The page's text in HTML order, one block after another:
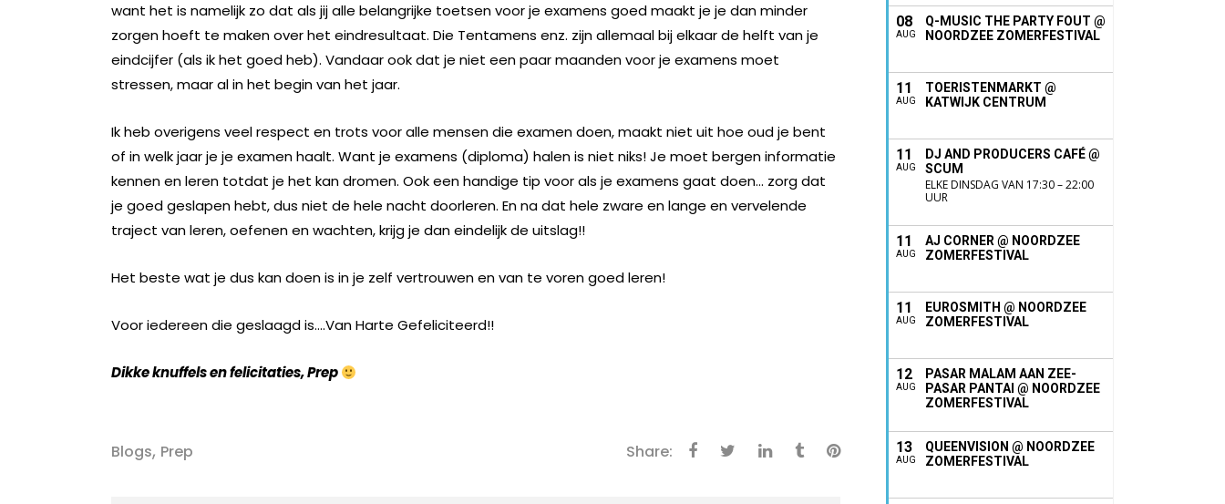
want het is namelijk zo dat als jij alle belangrijke toetsen voor je examens goed maakt je je dan minder
zorgen hoeft te maken over het eindresultaat. Die Tentamens enz. zijn allemaal bij elkaar de helft van je
eindcijfer (als ik het goed heb). Vandaar ook dat je niet een paar maanden voor je examens moet
stressen, maar al in het begin van het jaar.
Ik heb overigens veel respect en trots voor alle mensen die examen doen, maakt niet uit hoe oud je bent
of in welk jaar je je examen haalt. Want je examens (diploma) halen is niet niks! Je moet bergen informatie
kennen en leren totdat je het kan dromen. Ook een handige tip voor als je examens gaat doen… zorg dat
je goed geslapen hebt, dus niet de hele nacht doorleren. En na dat hele zware en lange en vervelende
traject van leren, oefenen en wachten, krijg je dan eindelijk de uitslag!!
Het beste wat je dus kan doen is in je zelf vertrouwen en van te voren goed leren!
Voor iedereen die geslaagd is….Van Harte Gefeliciteerd!!
Dikke knuffels en felicitaties, Prep
Blogs, Prep Share:
08
AUG
Q-MUSIC THE PARTY FOUT @
NOORDZEE ZOMERFESTIVAL
11
AUG
TOERISTENMARKT @
KATWIJK CENTRUM
11
AUG
DJ AND PRODUCERS CAFÉ @
SCUM
ELKE DINSDAG VAN 17:30 – 22:00
UUR
11
AUG
AJ CORNER @ NOORDZEE
ZOMERFESTIVAL
11
AUG
EUROSMITH @ NOORDZEE
ZOMERFESTIVAL
12
AUG
PASAR MALAM AAN ZEE-
PASAR PANTAI @ NOORDZEE
ZOMERFESTIVAL
13
AUG
QUEENVISION @ NOORDZEE
ZOMERFESTIVAL